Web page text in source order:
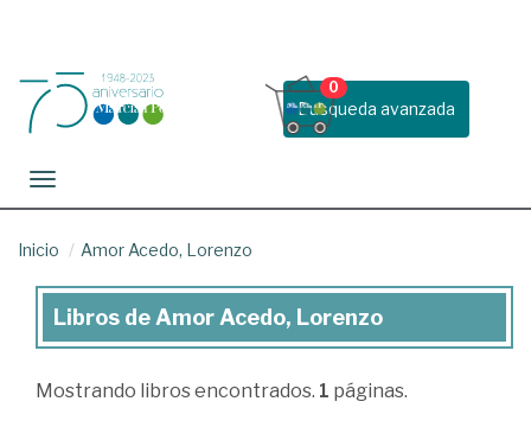
Busqueda avanzada
0
Toggle navigation
Inicio Amor Acedo, Lorenzo
Libros
Amor
Libros de Amor Acedo, Lorenzo
Mostrando libros encontrados. 1 páginas.